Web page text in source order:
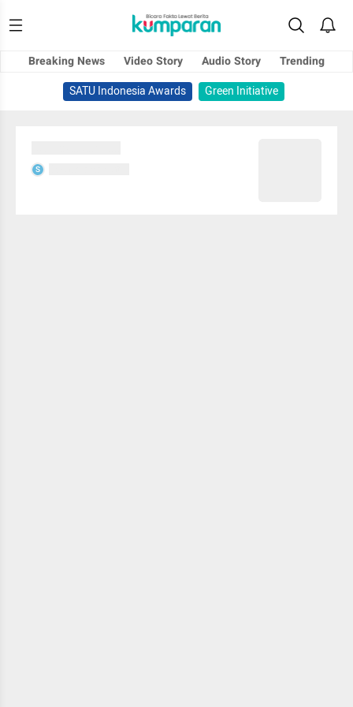
Breaking News Video Story Audio Story
Trending
SATU Indonesia Awards
Green Initiative
S